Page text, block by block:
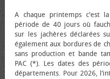
A chaque printemps c'est
période de 40 jours où
sur les jachères déclarées
également aux bordures de
sans production et bande
PAC (*). Les dates des
départements. Pour 2026,